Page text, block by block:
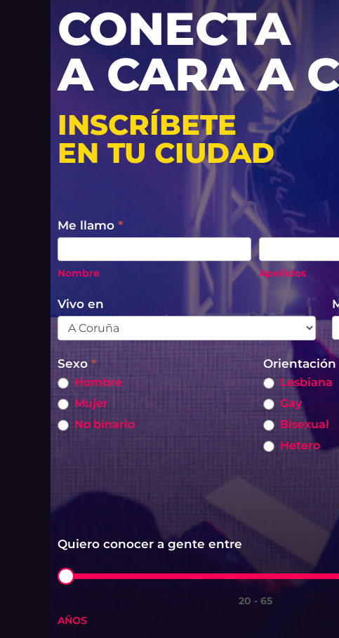
CONECTA
A CARA A
INSCRÍBETE
EN TU CIUDAD
CITAS
RÁPIDAS
Me llamo *
Nombre
Apellidos
Apellidos
Vivo en
Sexo *
Hombre
Mujer
No binario
Lesbiana
Gay
Bisexual
Hetero
Quiero conocer a gente entre
20 - 65
AÑOS